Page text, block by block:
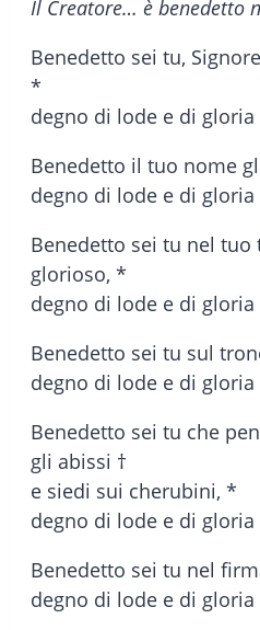
Il Creatore… è benedetto
Benedetto sei tu,
*
degno di lode e di gloria
Benedetto il tuo nome
degno di lode e di gloria
Benedetto sei tu nel tuo
glorioso, *
degno di lode e di gloria
Benedetto sei tu sul
degno di lode e di gloria
Benedetto sei tu che
gli abissi †
e siedi sui cherubini, *
degno di lode e di gloria
Benedetto sei tu nel
degno di lode e di gloria